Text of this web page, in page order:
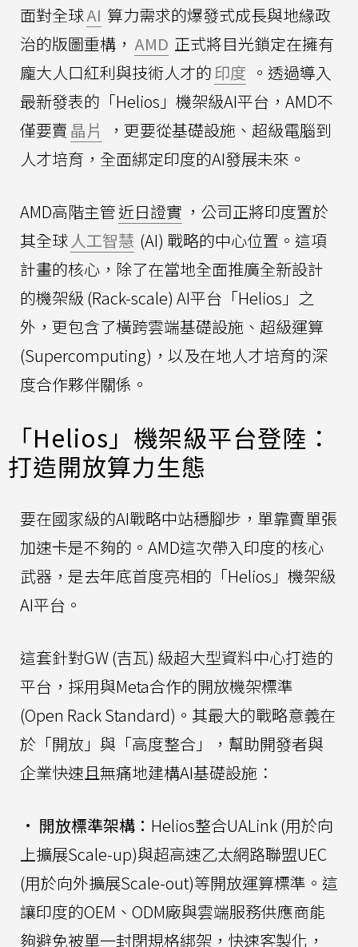
面對全球AI 算力需求的爆發式成長與地緣政
治的版圖重構， AMD 正式將目光鎖定在擁有
龐大人口紅利與技術人才的印度 。透過導入
最新發表的「Helios」機架級AI平台，AMD不
僅要賣 晶片
，更要從基礎設施、超級電腦到
人才培育，全面綁定印度的AI發展未來。
AMD高階主管近日證實 ，公司正將印度置於
其全球 人工智慧 (AI) 戰略的中心位置。這項
計畫的核心，除了在當地全面推廣全新設計
的機架級 (Rack-scale) AI平台「Helios」之
外，更包含了橫跨雲端基礎設施、超級運算
(Supercomputing)，以及在地人才培育的深
度合作夥伴關係。
「Helios」機架級平台登陸：
打造開放算力生態
要在國家級的AI戰略中站穩腳步，單靠賣單張
加速卡是不夠的。AMD這次帶入印度的核心
武器，是去年底首度亮相的「Helios」機架級
AI平台。
這套針對GW (吉瓦) 級超大型資料中心打造的
平台，採用與Meta合作的開放機架標準
(Open Rack Standard)。其最大的戰略意義在
於「開放」與「高度整合」，幫助開發者與
企業快速且無痛地建構AI基礎設施：
• 開放標準架構： Helios整合UALink (用於向
上擴展Scale-up)與超高速乙太網路聯盟UEC
(用於向外擴展Scale-out)等開放運算標準。這
讓印度的OEM、ODM廠與雲端服務供應商能
夠避免被單一封閉規格綁架，快速客製化，